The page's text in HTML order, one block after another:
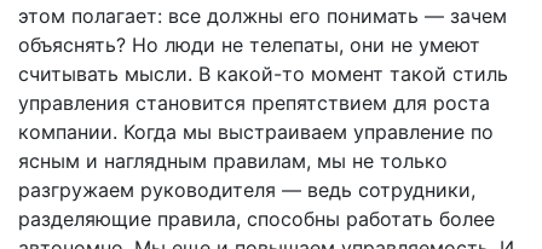
этом полагает: все должны его понимать — зачем
объяснять? Но люди не телепаты, они не умеют
считывать мысли. В какой-то момент такой стиль
управления становится препятствием для роста
компании. Когда мы выстраиваем управление по
ясным и наглядным правилам, мы не только
разгружаем руководителя — ведь сотрудники,
разделяющие правила, способны работать более